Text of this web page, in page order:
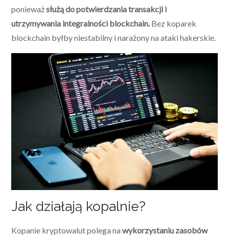
ponieważsłużą do potwierdzania transakcji i
utrzymywania integralności blockchain.Bez koparek
blockchain byłby niestabilny i narażony na ataki hakerskie.
Jak działają kopalnie?
Kopanie kryptowalut polega nawykorzystaniu zasobów